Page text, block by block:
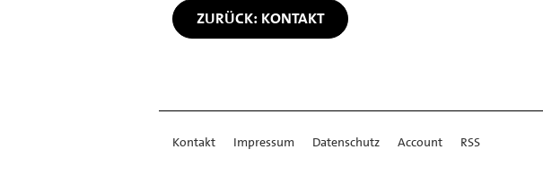
ZURÜCK: KONTAKT
Kontakt Impressum Datenschutz Account RSS